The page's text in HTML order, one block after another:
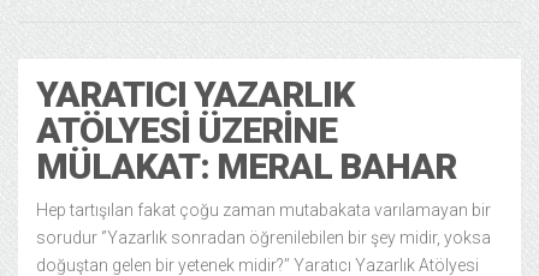
YARATICI YAZARLIK
ATÖLYESI ÜZERINE
MÜLAKAT: MERAL BAHAR
Hep tartışılan fakat çoğu zaman mutabakata varılamayan bir
sorudur ‘’Yazarlık sonradan öğrenilebilen bir şey midir, yoksa
doğuştan gelen bir yetenek midir?’’ Yaratıcı Yazarlık Atölyesi